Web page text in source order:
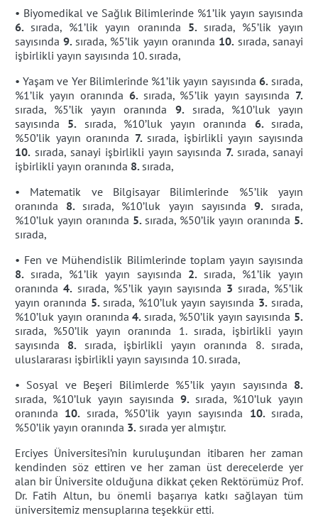
• Biyomedikal ve Sağlık Bilimlerinde %1’lik yayın sayısında
6.sırada, %1’lik yayın oranında 5. sırada, %5’lik yayın
sayısında9.sırada, %5’lik yayın oranında 10. sırada, sanayi
işbirlikli yayın sayısında 10. sırada,
• Yaşam ve Yer Bilimlerinde %1’lik yayın sayısında 6. sırada,
%1’lik yayın oranında 6. sırada, %5’lik yayın sayısında 7.
sırada, %5’lik yayın oranında 9. sırada, %10’luk yayın
sayısında 5. sırada, %10’luk yayın oranında 6.sırada,
%50’lik yayın oranında 7.sırada, işbirlikli yayın sayısında
10. sırada, sanayi işbirlikli yayın sayısında 7.sırada, sanayi
işbirlikli yayın oranında 8. sırada,
• Matematik ve Bilgisayar Bilimlerinde %5’lik yayın
oranında 8.sırada, %10’luk yayın sayısında 9. sırada,
%10’luk yayın oranında 5. sırada, %50’lik yayın oranında 5.
sırada,
• Fen ve Mühendislik Bilimlerinde toplam yayın sayısında
8. sırada, %1’lik yayın sayısında 2.sırada, %1’lik yayın
oranında 4. sırada, %5’lik yayın sayısında 3 sırada, %5’lik
yayın oranında 5.sırada, %10’luk yayın sayısında 3. sırada,
%10’luk yayın oranında4. sırada, %50’lik yayın sayısında 5.
sırada, %50’lik yayın oranında 1. sırada, işbirlikli yayın
sayısında 8. sırada, işbirlikli yayın oranında 8. sırada,
uluslararası işbirlikli yayın sayısında 10. sırada,
• Sosyal ve Beşeri Bilimlerde %5’lik yayın sayısında 8.
sırada, %10’luk yayın sayısında 9. sırada, %10’luk yayın
oranında 10. sırada, %50’lik yayın sayısında 10.sırada,
%50’lik yayın oranında 3. sırada yer almıştır.
Erciyes Üniversitesi’nin kuruluşundan itibaren her zaman
kendinden söz ettiren ve her zaman üst derecelerde yer
alan bir Üniversite olduğuna dikkat çeken Rektörümüz Prof.
Dr. Fatih Altun, bu önemli başarıya katkı sağlayan tüm
üniversitemiz mensuplarına teşekkür etti.